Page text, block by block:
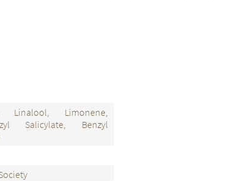
Linalool, Limonene,
Salicylate, Benzyl